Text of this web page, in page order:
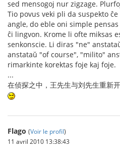
sed mensogoj nur zigzage.
Tio povus veki pli da suspekto
angle, do eble oni simple
ĉi lingvon. Krome li ofte miksas
senkonscie. Li diras "ne"
anstataŭ "of course", "milito"
rimarkinte korektas foje kaj foje.
...
在侦探之中，王先生与刘先生重新
Flago (Voir le profil)
11 avril 2010 13:38:43